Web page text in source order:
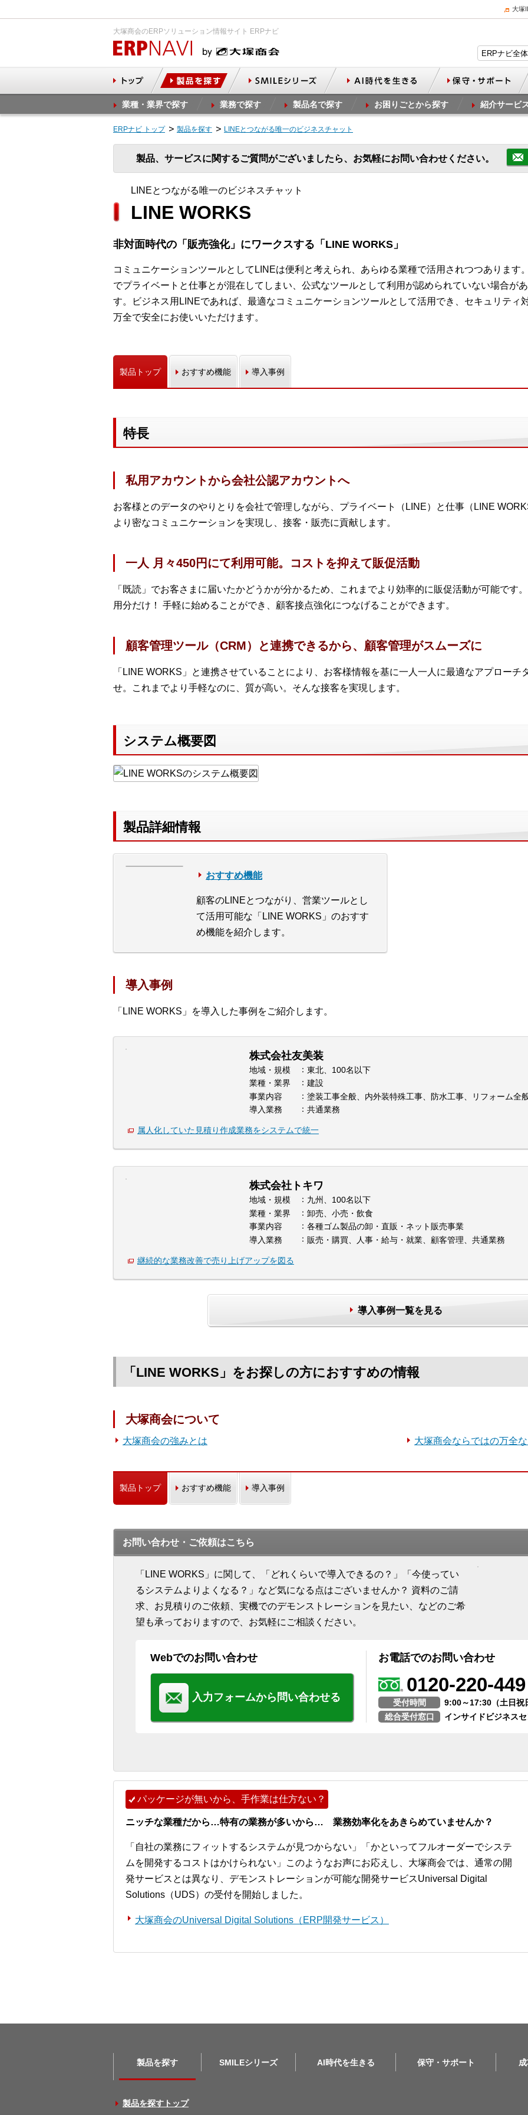
大塚
大塚商会のERPソリューション情報サイト ERPナビ
業種・業界で探す 業務で探す 製品名で探す お困りごとから探す 紹介サービ
ERPナビ トップ 製品を探す LINEとつながる唯一のビジネスチャット
製品、サービスに関するご質問がございましたら、お気軽にお問い合わせください。
LINEとつながる唯一のビジネスチャット
LINE WORKS
非対面時代の「販売強化」にワークスする「LINE WORKS」
コミュニケーションツールとしてLINEは便利と考えられ、あらゆる業種で活用されつつあります
でプライベートと仕事とが混在してしまい、公式なツールとして利用が認められていない場合が
す。ビジネス用LINEであれば、最適なコミュニケーションツールとして活用でき、セキュリティ
万全で安全にお使いいただけます。
製品トップ おすすめ機能 導入事例
特長
私用アカウントから会社公認アカウントへ
お客様とのデータのやりとりを会社で管理しながら、プライベート（LINE）と仕事（LINE
より密なコミュニケーションを実現し、接客・販売に貢献します。
一人 月々450円にて利用可能。コストを抑えて販促活動
「既読」でお客さまに届いたかどうかが分かるため、これまでより効率的に販促活動が可能です
用分だけ！ 手軽に始めることができ、顧客接点強化につなげることができます。
顧客管理ツール（CRM）と連携できるから、顧客管理がスムーズに
「LINE WORKS」と連携させていることにより、お客様情報を基に一人一人に最適なアプローチ
せ。これまでより手軽なのに、質が高い。そんな接客を実現します。
システム概要図
製品詳細情報
おすすめ機能
顧客のLINEとつながり、営業ツールとし
て活用可能な「LINE WORKS」のおすす
め機能を紹介します。
導入事例
「LINE WORKS」を導入した事例をご紹介します。
株式会社友美装
地域・規模
東北、100名以下
業種・業界
建設
事業内容
塗装工事全般、内外装特殊工事、防水工事、リフォーム
導入業務
共通業務
属人化していた見積り作成業務をシステムで統一
株式会社トキワ
地域・規模
九州、100名以下
業種・業界
卸売、小売・飲食
事業内容
各種ゴム製品の卸・直販・ネット販売事業
導入業務
販売・購買、人事・給与・就業、顧客管理、共通業務
継続的な業務改善で売り上げアップを図る
導入事例一覧を見る
「LINE WORKS」をお探しの方におすすめの情報
大塚商会について
大塚商会の強みとは 大塚商会ならではの万全
製品トップ おすすめ機能 導入事例
お問い合わせ・ご依頼はこちら
「LINE WORKS」に関して、「どれくらいで導入できるの？」「今使ってい
るシステムよりよくなる？」など気になる点はございませんか？ 資料のご請
求、お見積りのご依頼、実機でのデモンストレーションを見たい、などのご希
望も承っておりますので、お気軽にご相談ください。
Webでのお問い合わせ
入力フォームから問い合わせる
お電話でのお問い合わせ
0120-220-449
受付時間
9:00～17:30（土日祝
総合受付窓口
インサイドビジネス
パッケージが無いから、手作業は仕方ない？
ニッチな業種だから…特有の業務が多いから… 業務効率化をあきらめていませんか？
「自社の業務にフィットするシステムが見つからない」「かといってフルオーダーでシステ
ムを開発するコストはかけられない」このようなお声にお応えし、大塚商会では、通常の開
発サービスとは異なり、デモンストレーションが可能な開発サービスUniversal Digital
Solutions（UDS）の受付を開始しました。
大塚商会のUniversal Digital Solutions（ERP開発サービス）
製品を探す SMILEシリーズ AI時代を生きる 保守・サポート
製品を探すトップ